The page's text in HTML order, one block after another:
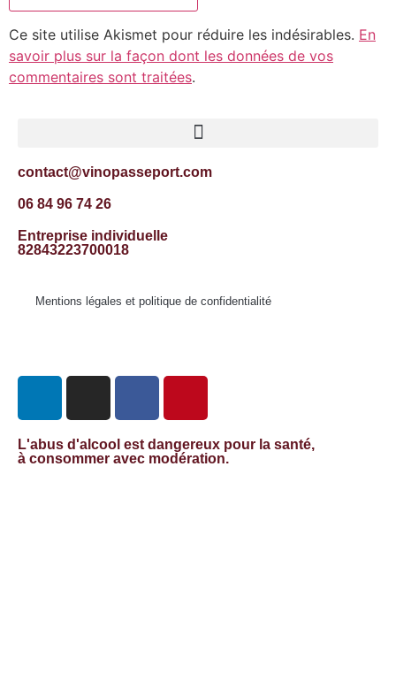
Ce site utilise Akismet pour réduire les indésirables. En
savoir plus sur la façon dont les données de vos
commentaires sont traitées.
contact@vinopasseport.com
06 84 96 74 26
Entreprise individuelle
82843223700018
Mentions légales et politique de confidentialité
L'abus d'alcool est dangereux pour la santé,
à consommer avec modération.